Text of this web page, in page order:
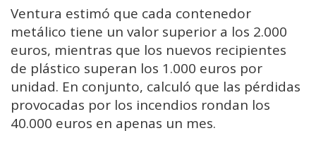
Ventura estimó que cada contenedor
metálico tiene un valor superior a los 2.000
euros, mientras que los nuevos recipientes
de plástico superan los 1.000 euros por
unidad. En conjunto, calculó que las pérdidas
provocadas por los incendios rondan los
40.000 euros en apenas un mes.